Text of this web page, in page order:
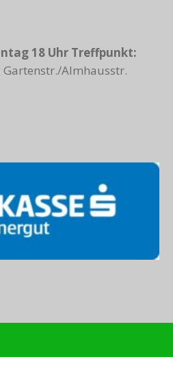
18 Uhr Treffpunkt:
Gartenstr./Almhausstr.